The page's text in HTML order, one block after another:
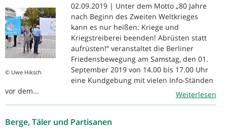
© Uwe Hiksch
02.09.2019 | Unter dem Motto „80 Jahre
nach Beginn des Zweiten Weltkrieges
kann es nur heißen: Kriege und
Kriegstreiberei beenden! Abrüsten statt
aufrüsten!“ veranstaltet die Berliner
Friedensbewegung am Samstag, den 01.
September 2019 von 14.00 bis 17.00 Uhr
eine Kundgebung mit vielen Info-Ständen
vor dem...
Weiterlesen
Berge, Täler und Partisanen